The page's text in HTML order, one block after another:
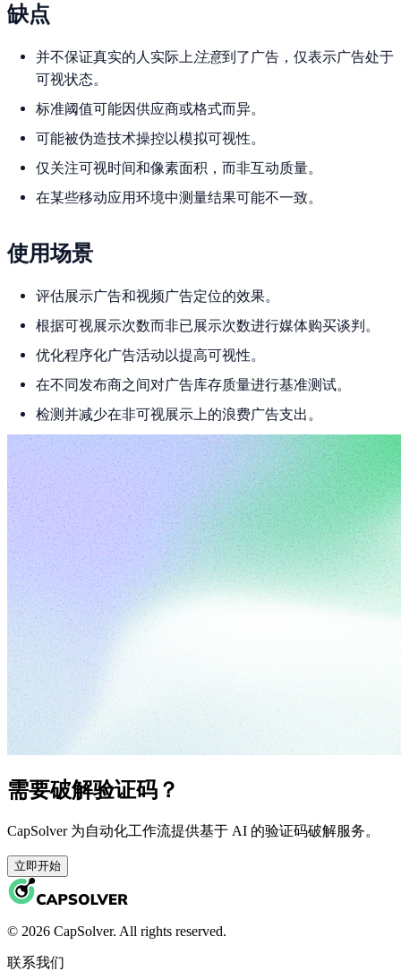
缺点
并不保证真实的人实际上注意到了广告，仅表示广告处于
可视状态。
标准阈值可能因供应商或格式而异。
可能被伪造技术操控以模拟可视性。
仅关注可视时间和像素面积，而非互动质量。
在某些移动应用环境中测量结果可能不一致。
使用场景
评估展示广告和视频广告定位的效果。
根据可视展示次数而非已展示次数进行媒体购买谈判。
优化程序化广告活动以提高可视性。
在不同发布商之间对广告库存质量进行基准测试。
检测并减少在非可视展示上的浪费广告支出。
需要破解验证码？
CapSolver 为自动化工作流提供基于 AI 的验证码破解服务。
立即开始
© 2026 CapSolver. All rights reserved.
联系我们